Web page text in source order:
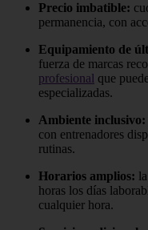
Precio imbatible:
permanencia, con
Equipamiento de
fuerza de marcas
profesional que
especializadas.
Ambiente inclusivo:
con entrenadores
rutinas.
Horarios amplios:
horas los días
cualquier hora.